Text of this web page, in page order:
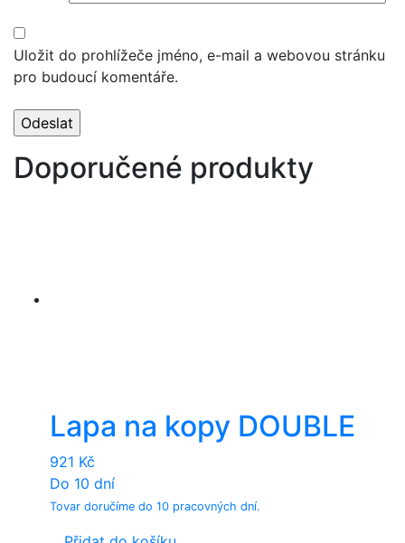
Uložit do prohlížeče jméno, e-mail a webovou stránku
pro budoucí komentáře.
Doporučené produkty
Lapa na kopy DOUBLE
921 Kč
Do 10 dní
Tovar doručíme do 10 pracovných dní.